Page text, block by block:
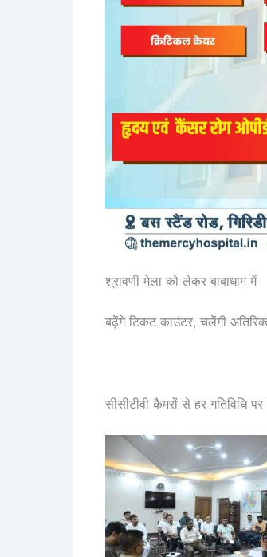
श्रावणी मेला को लेकर बाबाधाम में
बढ़ेंगे टिकट काउंटर, चलेंगी
सीसीटीवी कैमरों से हर गतिविधि